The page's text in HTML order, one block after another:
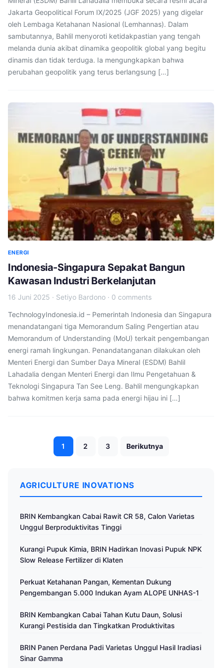
Jakarta Geopolitical Forum IX/2025 (JGF 2025) yang digelar
oleh Lembaga Ketahanan Nasional (Lemhannas). Dalam
sambutannya, Bahlil menyoroti ketidakpastian yang tengah
melanda dunia akibat dinamika geopolitik global yang begitu
dinamis dan tidak terduga. Ia mengungkapkan bahwa
perubahan geopolitik yang terus berlangsung […]
ENERGI
Indonesia-Singapura Sepakat Bangun
Kawasan Industri Berkelanjutan
16 Juni 2025 · Setiyo Bardono · 0 comments
TechnologyIndonesia.id – Pemerintah Indonesia dan Singapura
menandatangani tiga Memorandum Saling Pengertian atau
Memorandum of Understanding (MoU) terkait pengembangan
energi ramah lingkungan. Penandatanganan dilakukan oleh
Menteri Energi dan Sumber Daya Mineral (ESDM) Bahlil
Lahadalia dengan Menteri Energi dan Ilmu Pengetahuan &
Teknologi Singapura Tan See Leng. Bahlil mengungkapkan
bahwa komitmen kerja sama pada energi hijau ini […]
Paginasi
1 2 3 Berikutnya
AGRICULTURE INOVATIONS
BRIN Kembangkan Cabai Rawit CR 58, Calon Varietas
Unggul Berproduktivitas Tinggi
Kurangi Pupuk Kimia, BRIN Hadirkan Inovasi Pupuk NPK
Slow Release Fertilizer di Klaten
Perkuat Ketahanan Pangan, Kementan Dukung
Pengembangan 5.000 Indukan Ayam ALOPE UNHAS-1
BRIN Kembangkan Cabai Tahan Kutu Daun, Solusi
Kurangi Pestisida dan Tingkatkan Produktivitas
BRIN Panen Perdana Padi Varietas Unggul Hasil Iradiasi
Sinar Gamma